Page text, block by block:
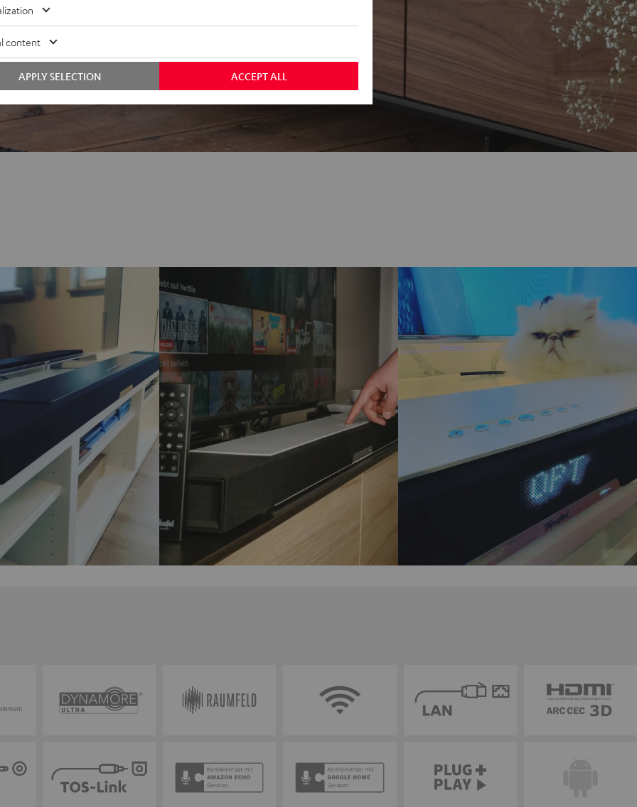
content
ACCEPT ALL
APPLY SELECTION